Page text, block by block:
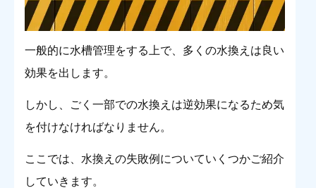
一般的に水槽管理をする上で、多くの水換えは良い
効果を出します。
しかし、ごく一部での水換えは逆効果になるため気
を付けなければなりません。
ここでは、水換えの失敗例についていくつかご紹介
していきます。